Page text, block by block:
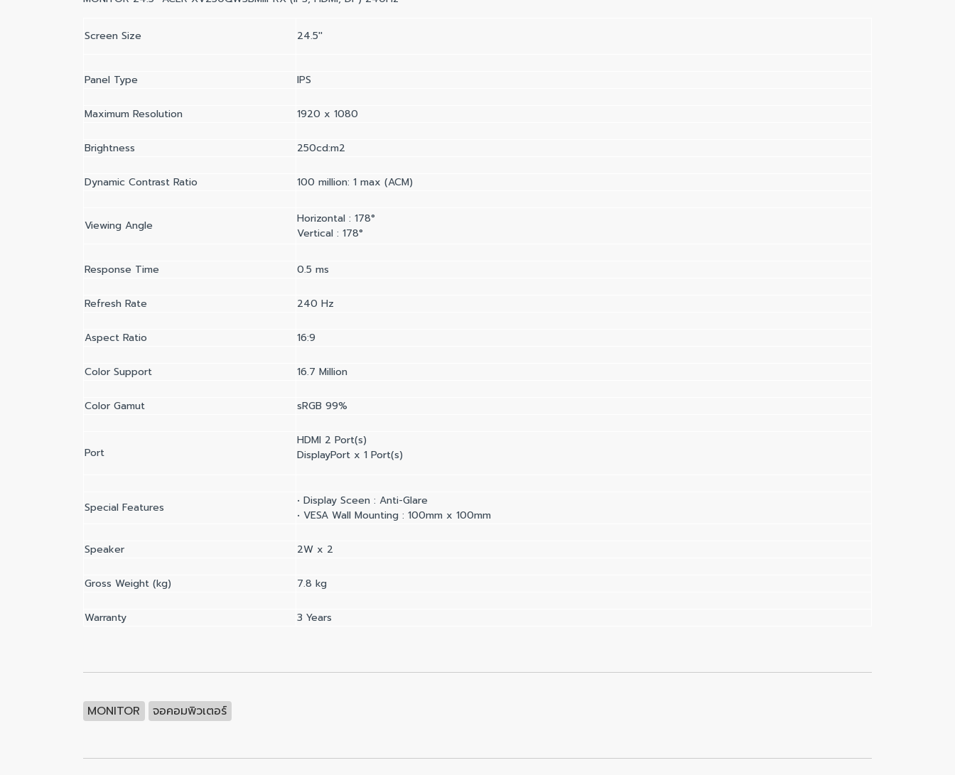
Screen Size 24.5''
Panel Type IPS
Maximum Resolution 1920 x 1080
Brightness 250cd:m2
Dynamic Contrast Ratio 100 million: 1 max (ACM)
Viewing Angle
Horizontal : 178°
Vertical : 178°
Response Time 0.5 ms
Refresh Rate 240 Hz
Aspect Ratio 16:9
Color Support 16.7 Million
Color Gamut sRGB 99%
Port
HDMI 2 Port(s)
DisplayPort x 1 Port(s)
Special Features
• Display Sceen : Anti-Glare
• VESA Wall Mounting : 100mm x 100mm
Speaker 2W x 2
Gross Weight (kg) 7.8 kg
Warranty 3 Years
MONITOR จอคอมพิวเตอร์